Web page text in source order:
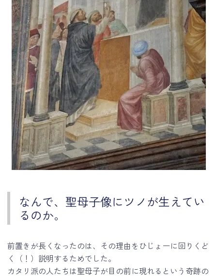
なんで、聖母子像にツノが生えてい
るのか。
前置きが長くなったのは、その理由をひじょーに回りくど
く（！）説明するためでした。
カタリ派の人たちは聖母子が目の前に現れるという奇跡の